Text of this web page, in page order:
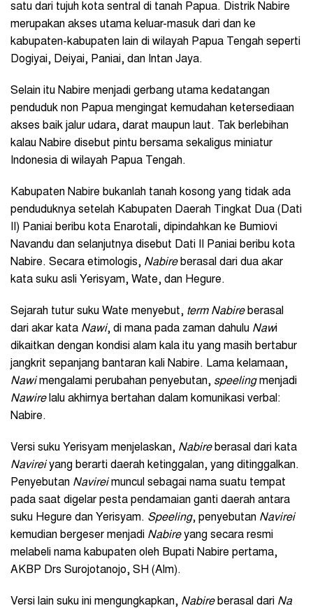
satu dari tujuh kota sentral di tanah Papua. Distrik Nabire
merupakan akses utama keluar-masuk dari dan ke
kabupaten-kabupaten lain di wilayah Papua Tengah seperti
Dogiyai, Deiyai, Paniai, dan Intan Jaya.
Selain itu Nabire menjadi gerbang utama kedatangan
penduduk non Papua mengingat kemudahan ketersediaan
akses baik jalur udara, darat maupun laut. Tak berlebihan
kalau Nabire disebut pintu bersama sekaligus miniatur
Indonesia di wilayah Papua Tengah.
Kabupaten Nabire bukanlah tanah kosong yang tidak ada
penduduknya setelah Kabupaten Daerah Tingkat Dua (Dati
II) Paniai beribu kota Enarotali, dipindahkan ke Bumiovi
Navandu dan selanjutnya disebut Dati II Paniai beribu kota
Nabire. Secara etimologis, Nabireberasal dari dua akar
kata suku asli Yerisyam, Wate, dan Hegure.
Sejarah tutur suku Wate menyebut, term Nabireberasal
dari akar kata Nawi, di mana pada zaman dahulu Nawi
dikaitkan dengan kondisi alam kala itu yang masih bertabur
jangkrit sepanjang bantaran kali Nabire. Lama kelamaan,
Nawimengalami perubahan penyebutan, speelingmenjadi
Nawirelalu akhirnya bertahan dalam komunikasi verbal:
Nabire.
Versi suku Yerisyam menjelaskan, Nabireberasal dari kata
Navireiyang berarti daerah ketinggalan, yang ditinggalkan.
Penyebutan Navireimuncul sebagai nama suatu tempat
pada saat digelar pesta pendamaian ganti daerah antara
suku Hegure dan Yerisyam. Speeling, penyebutan Navirei
kemudian bergeser menjadi Nabireyang secara resmi
melabeli nama kabupaten oleh Bupati Nabire pertama,
AKBP Drs Surojotanojo, SH (Alm).
Versi lain suku ini mengungkapkan, Nabireberasal dari Na